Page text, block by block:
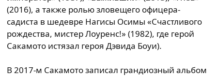
(2016), а также ролью зловещего офицера-
садиста в шедевре Нагисы Осимы «Счастливого
рождества, мистер Лоуренс!» (1982), где герой
Сакамото истязал героя Дэвида Боуи).
В 2017-м Сакамото записал грандиозный альбом